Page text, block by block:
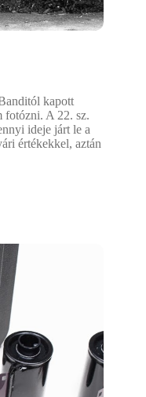
kapott
fotózni. A 22. sz.
ideje járt le a
értékekkel, aztán